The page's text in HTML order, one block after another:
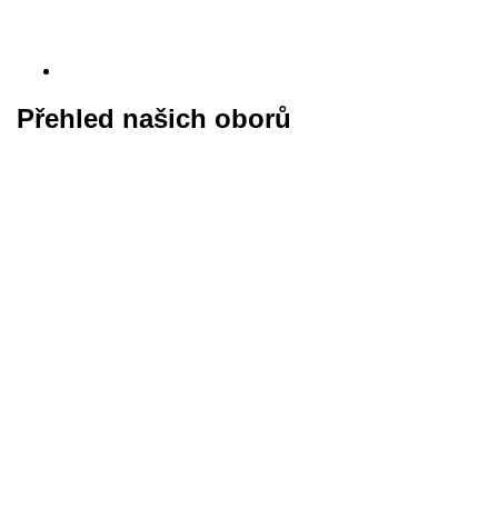
Přehled našich oborů